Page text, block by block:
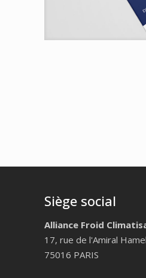
Siège social
Alliance Froid
17, rue de l'Amiral
75016 PARIS